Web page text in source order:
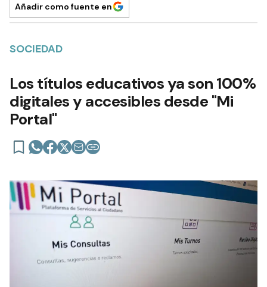
Añadir como fuente en
SOCIEDAD
Los títulos educativos ya son 100%
digitales y accesibles desde "Mi
Portal"